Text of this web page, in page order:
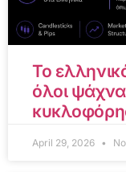
Το
όλοι
April 29, 2026